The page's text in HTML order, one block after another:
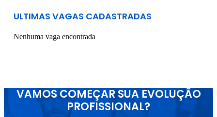
ULTIMAS VAGAS CADASTRADAS
Nenhuma vaga encontrada
VAMOS COMEÇAR SUA EVOLUÇÃO
PROFISSIONAL?